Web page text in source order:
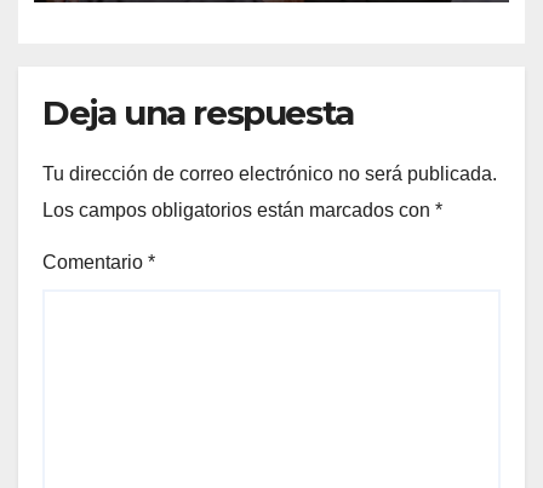
Deja una respuesta
Tu dirección de correo electrónico no será publicada.
Los campos obligatorios están marcados con *
Comentario *